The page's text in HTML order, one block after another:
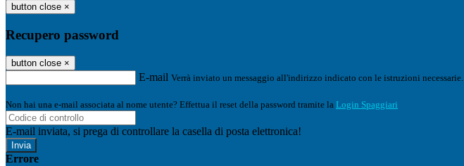
button close ×
Recupero password
button close ×
E-mail Verrà inviato un messaggio all'indirizzo indicato con le istruzioni necessarie.
Non hai una e-mail associata al nome utente? Effettua il reset della password tramite la Login Spaggiari
E-mail inviata, si prega di controllare la casella di posta elettronica!
Errore